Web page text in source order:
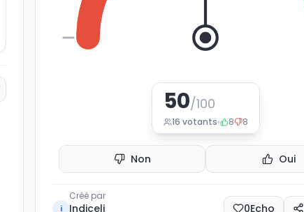
50/100
16 votants 8 8
Non Oui
i
Créé par
Indiceli 0Echo